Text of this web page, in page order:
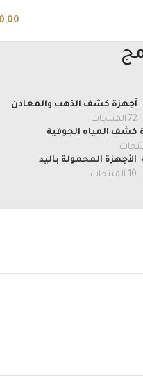
أجهزة كشف الذهب والمعادن
72 المنتجات
كشف المياه الجوفية
الأجهزة المحمولة باليد
10 المنتجات